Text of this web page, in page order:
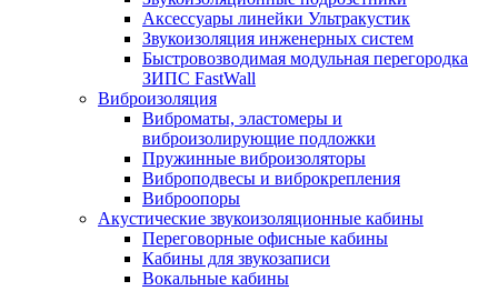
Аксессуары линейки Ультракустик
Звукоизоляция инженерных систем
Быстровозводимая модульная перегородка
ЗИПС FastWall
Виброизоляция
Виброматы, эластомеры и
виброизолирующие подложки
Пружинные виброизоляторы
Виброподвесы и виброкрепления
Виброопоры
Акустические звукоизоляционные кабины
Переговорные офисные кабины
Кабины для звукозаписи
Вокальные кабины